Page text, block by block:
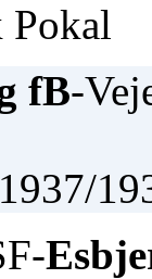
Pokal
fB-